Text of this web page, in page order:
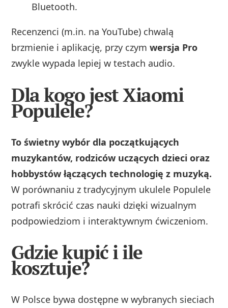
Bluetooth.
Recenzenci (m.in. na YouTube) chwalą
brzmienie i aplikację, przy czymwersja Pro
zwykle wypada lepiej w testach audio.
Dla kogo jest Xiaomi
Populele?
To świetny wybór dla początkujących
muzykantów, rodziców uczących dzieci oraz
hobbystów łączących technologię z muzyką.
W porównaniu z tradycyjnym ukulele Populele
potrafi skrócić czas nauki dzięki wizualnym
podpowiedziom i interaktywnym ćwiczeniom.
Gdzie kupić i ile
kosztuje?
W Polsce bywa dostępne w wybranych sieciach